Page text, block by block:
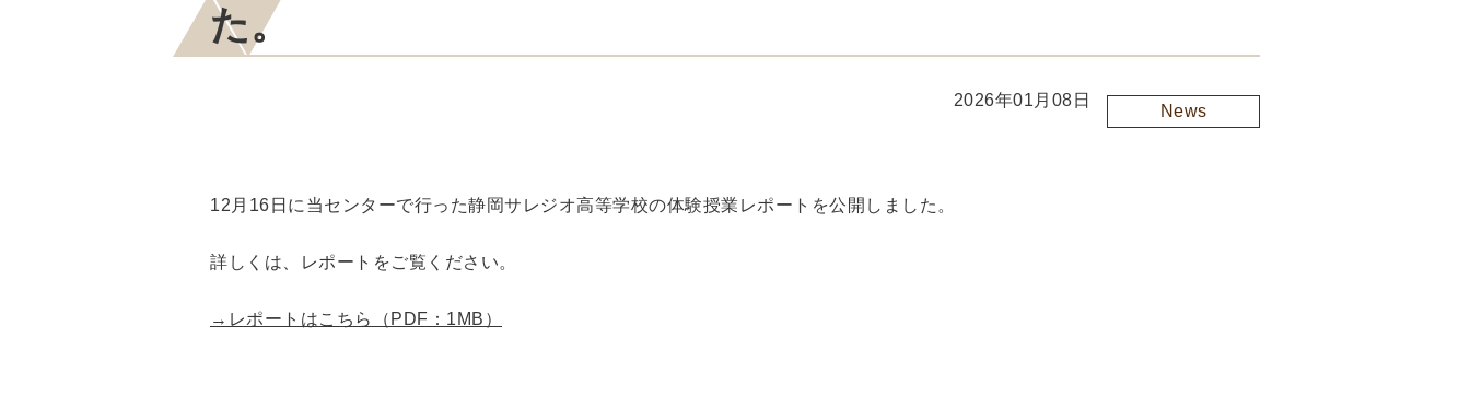
た。
2026年01月08日
News
12月16日に当センターで行った静岡サレジオ高等学校の体験授業レポートを公開しました。
詳しくは、レポートをご覧ください。
→レポートはこちら（PDF：1MB）